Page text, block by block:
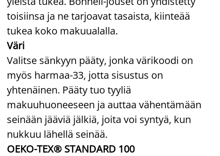
toisiinsa ja ne tarjoavat tasaista, kiinteää
tukea koko makuualalla.
Väri
Valitse sänkyyn pääty, jonka värikoodi on
myös harmaa-33, jotta sisustus on
yhtenäinen. Pääty tuo tyyliä
makuuhuoneeseen ja auttaa vähentämään
seinään jääviä jälkiä, joita voi syntyä, kun
nukkuu lähellä seinää.
OEKO-TEX® STANDARD 100